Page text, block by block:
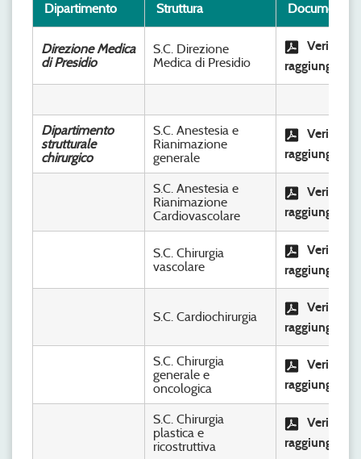
Dipartimento Struttura Documento
Direzione Medica
di Presidio
S.C. Direzione
Medica di Presidio
Verifica
Dipartimento
strutturale
chirurgico
S.C. Anestesia e
Rianimazione
generale
Verifica
S.C. Anestesia e
Rianimazione
Cardiovascolare
Verifica
S.C. Chirurgia
vascolare
Verifica
S.C. Cardiochirurgia
Verifica
S.C. Chirurgia
generale e
oncologica
Verifica
S.C. Chirurgia
plastica e
ricostruttiva
Verifica